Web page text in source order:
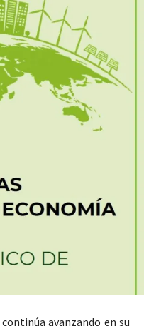
avanzando en su